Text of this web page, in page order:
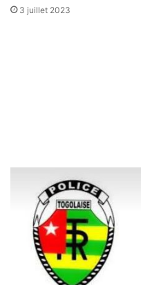
3 juillet 2023